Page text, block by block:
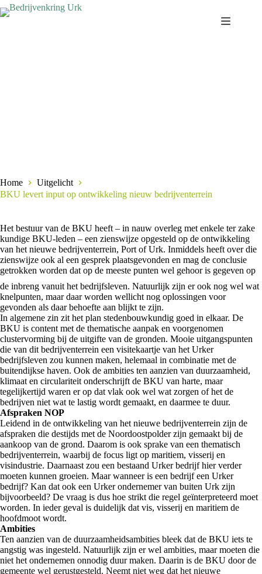
Ga
naar
Home
Uitgelicht
BKU levert input op ontwikkeling nieuw bedrijventerrein
Het bestuur van de BKU heeft – in nauw overleg met enkele ter zake
kundige BKU-leden – een zienswijze opgesteld op de ontwikkeling
van het nieuwe bedrijventerrein, Port of Urk. Inmiddels heeft over die
zienswijze ook al een gesprek plaatsgevonden en mag de conclusie
getrokken worden dat op de meeste punten wel gehoor is gegeven op
de inbreng vanuit het bedrijfsleven. Natuurlijk zijn er ook nog wel wat
knelpunten, maar daar worden wellicht nog oplossingen voor
gevonden als daar behoefte aan blijkt te zijn.
In algemene zin zit het plan stedenbouwkundig goed in elkaar. De
BKU is content met de thematische aanpak en voorgenomen
clustervorming bij de uitgifte van de gronden. Mooie uitgangspunten
die van dit bedrijventerrein een visitekaartje van het Urker
bedrijfsleven zou kunnen maken, helemaal in combinatie met de
buitendijkse haven. Ook de ambities ten aanzien van duurzaamheid,
klimaat en circulariteit onderschrijft de BKU van harte, maar
tegelijkertijd waren er op dat vlak ook wel wat zorgen of het de
bedrijven niet wat te lastig wordt gemaakt, en daarmee te duur.
Afspraken NOP
Leidend in de ontwikkeling van het nieuwe bedrijventerrein zijn de
afspraken die destijds met de Noordoostpolder zijn gemaakt bij de
aankoop van de grond. Daarom is ook sprake van een thematisch
bedrijventerrein, waarbij de focus ligt op maritiem, visserij en
visindustrie. Daarnaast zou een bestaand Urker bedrijf hier verder
moeten kunnen groeien. Maar wanneer is een bedrijf een Urker
bedrijf? Kan dat ook een Urker ondernemer van buiten Urk zijn
bijvoorbeeld? De vraag is dus hoe strikt die regel geïnterpreteerd moet
worden. In ieder geval is duidelijk dat vis, visserij en maritiem de
hoofdmoot wordt.
Ambities
Ten aanzien van de duurzaamheidsambities bleek dat de BKU iets te
angstig was ingesteld. Natuurlijk zijn er wel ambities, maar moeten die
niet het ondernemen onnodig duur maken. Daarin is de BKU door de
gemeente wel gerustgesteld. Neemt niet weg dat het nieuwe